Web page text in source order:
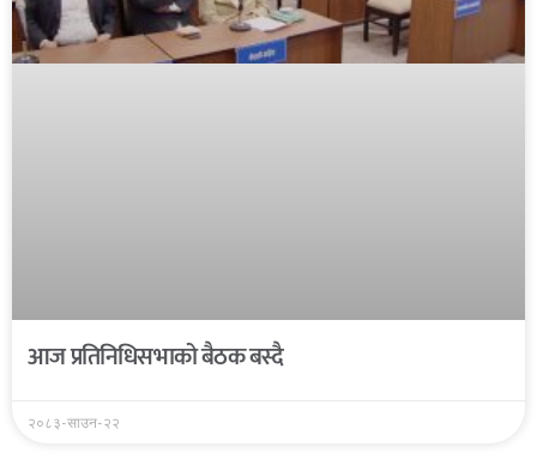
आज प्रतिनिधिसभाको बैठक बस्दै
२०८३-साउन-२२